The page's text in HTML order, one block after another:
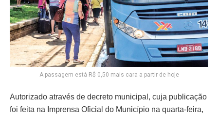
A passagem está R$ 0,50 mais cara a partir de hoje
Autorizado através de decreto municipal, cuja publicação
foi feita na Imprensa Oficial do Município na quarta-feira,